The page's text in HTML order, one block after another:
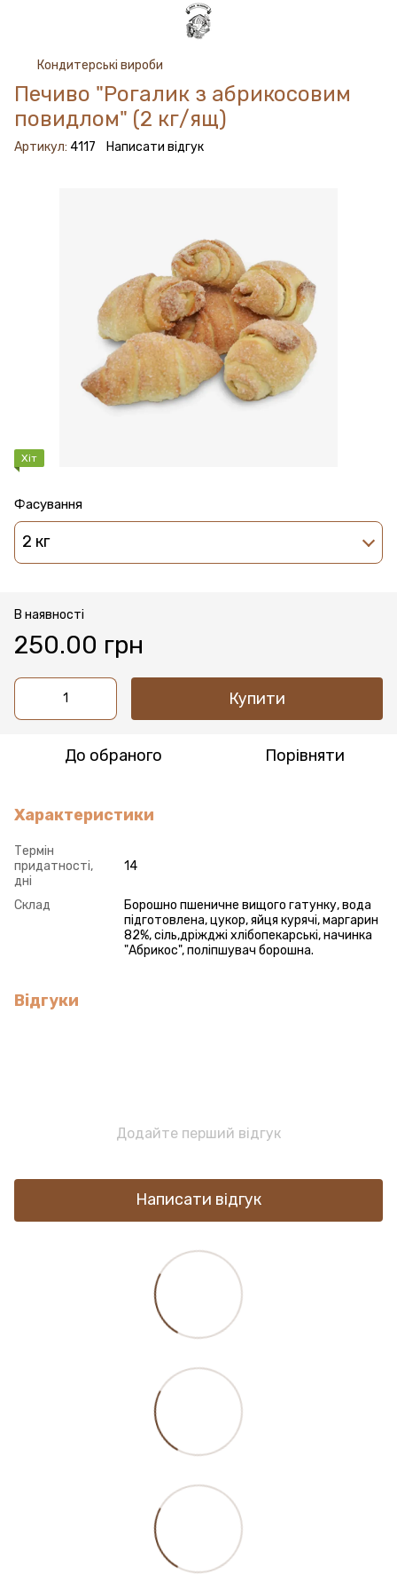
Кондитерські вироби
Печиво "Рогалик з абрикосовим
повидлом" (2 кг/ящ)
Артикул: 4117 Написати відгук
Хіт
Фасування
2 кг
В наявності
250.00 грн
Купити
До обраного Порівняти
Характеристики
Термін
придатності,
дні
14
Склад
Борошно пшеничне вищого гатунку, вода
підготовлена, цукор, яйця курячі, маргарин
82%, сіль,дріжджі хлібопекарські, начинка
"Абрикос", поліпшувач борошна.
Відгуки
Додайте перший відгук
Написати відгук